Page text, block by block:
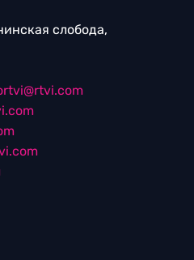
слобода,